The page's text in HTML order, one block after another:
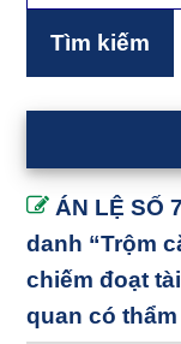
ÁN LỆ SỐ
danh “Trộm
chiếm đoạt
quan có